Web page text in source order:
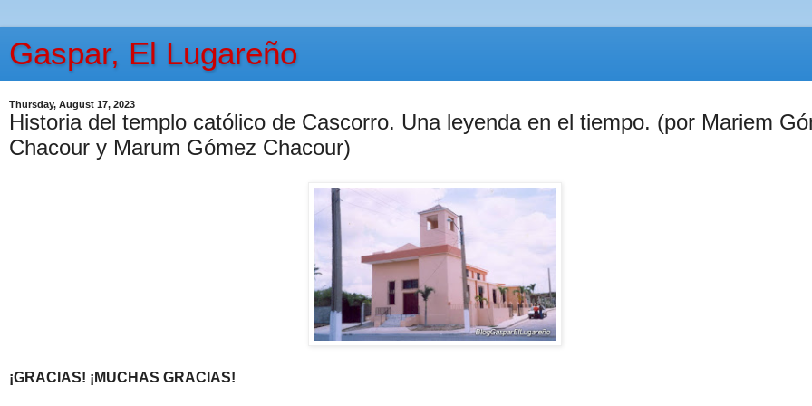
Gaspar, El Lugareño
Thursday, August 17, 2023
Historia del templo católico de Cascorro. Una leyenda en el tiempo. (por Mariem
Chacour y Marum Gómez Chacour)
¡GRACIAS! ¡MUCHAS GRACIAS!